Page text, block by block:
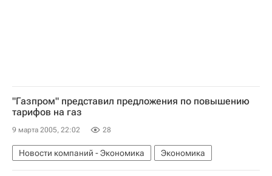
"Газпром" представил предложения по повышению
тарифов на газ
9 марта 2005, 22:02 28
Новости компаний - Экономика Экономика